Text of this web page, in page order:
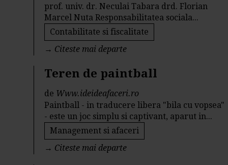
prof. univ. dr. Neculai Tabara drd. Florian
Marcel Nuta Responsabilitatea sociala...
Contabilitate si fiscalitate
→ Citeste mai departe
Teren de paintball
de Www.ideideafaceri.ro
Paintball - in traducere libera "bila cu vopsea"
- este un joc simplu si captivant, aparut in...
Management si afaceri
→ Citeste mai departe